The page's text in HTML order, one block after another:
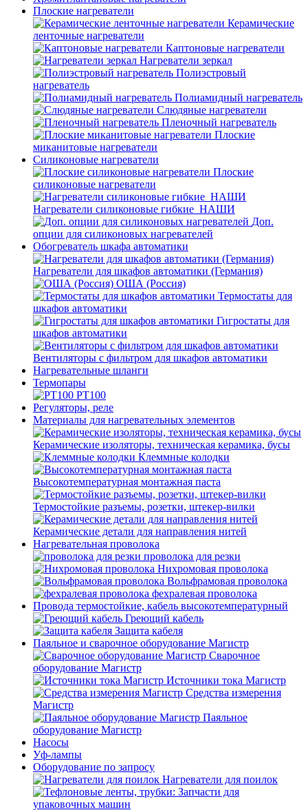
Плоские нагреватели
Керамические
ленточные нагреватели
Каптоновые нагреватели
Нагреватели зеркал
Полиэстровый
нагреватель
Полиамидный нагреватель
Слюдяные нагреватели
Пленочный нагреватель
Плоские
миканитовые нагреватели
Силиконовые нагреватели
Плоские
силиконовые нагреватели
Нагреватели силиконовые гибкие_НАШИ
Доп.
опции для силиконовых нагревателей
Обогреватель шкафа автоматики
Нагреватели для шкафов автоматики (Германия)
ОША (Россия)
Термостаты для
шкафов автоматики
Гигростаты для
шкафов автоматики
Вентиляторы с фильтром для шкафов автоматики
Нагревательные шланги
Термопары
PT100
Регуляторы, реле
Материалы для нагревательных элементов
Керамические изоляторы, техническая керамика, бусы
Клеммные колодки
Высокотемпературная монтажная паста
Термостойкие разъемы, розетки, штекер-вилки
Керамические детали для направления нитей
Нагревательная проволока
проволока для резки
Нихромовая проволока
Вольфрамовая проволока
фехралевая проволока
Провода термостойкие, кабель высокотемпературный
Греющий кабель
Защита кабеля
Паяльное и сварочное оборудование Магистр
Сварочное
оборудование Магистр
Источники тока Магистр
Средства измерения
Магистр
Паяльное
оборудование Магистр
Насосы
Уф-лампы
Оборудование по запросу
Нагреватели для поилок